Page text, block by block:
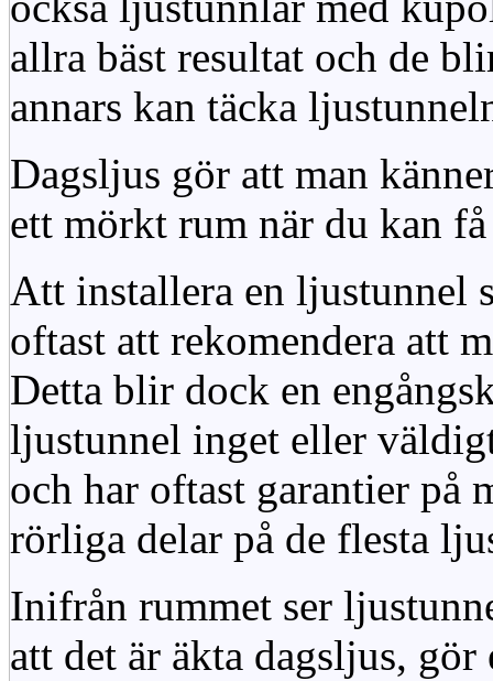
allra bäst resultat och de
annars kan täcka
Dagsljus gör att man
ett mörkt rum när du kan
Att installera en ljustunnel
oftast att rekomendera att
Detta blir dock en
ljustunnel inget eller
och har oftast garantier på
rörliga delar på de flesta
Inifrån rummet ser
att det är äkta dagsljus,